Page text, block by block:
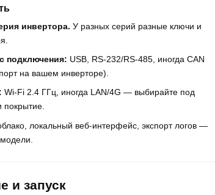
инвертора. У разных серий разные ключи и
подключения: USB, RS-232/RS-485, иногда CAN
на вашем инверторе).
Wi-Fi 2.4 ГГц, иногда LAN/4G — выбирайте под
покрытие.
локальный веб-интерфейс, экспорт логов —
и запуск